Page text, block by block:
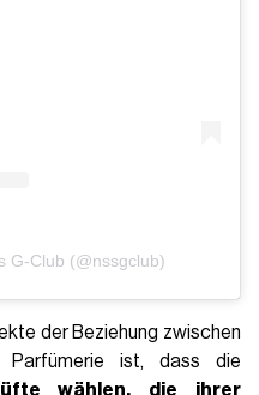
G-Club (@nssgclub)
der Beziehung zwischen
ist, dass die
wählen, die ihrer